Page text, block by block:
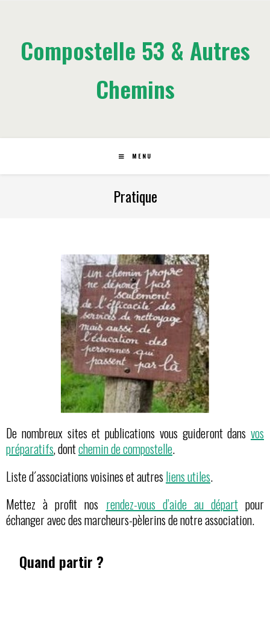
Compostelle 53 & Autres
Chemins
MENU
Pratique
De nombreux sites et publications vous guideront dans vos
préparatifs, dontchemin de compostelle.
Liste d´associations voisines et autresliens utiles.
Mettez à profit nos rendez-vous d’aide au départpour
échanger avec des marcheurs-pèlerins de notre association.
Quand partir ?